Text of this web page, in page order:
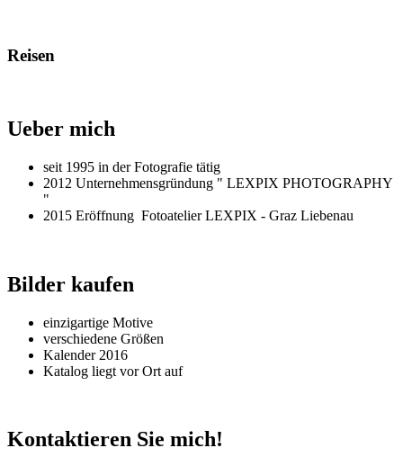
Reisen
Ueber mich
seit 1995 in der Fotografie tätig
2012 Unternehmensgründung " LEXPIX PHOTOGRAPHY
"
2015 Eröffnung Fotoatelier LEXPIX - Graz Liebenau
Bilder kaufen
einzigartige Motive
verschiedene Größen
Kalender 2016
Katalog liegt vor Ort auf
Kontaktieren Sie mich!